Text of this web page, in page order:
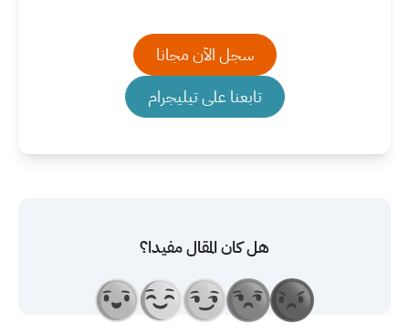
سجل الآن مجانا
تابعنا على تيليجرام
هل كان المقال مفيدا؟